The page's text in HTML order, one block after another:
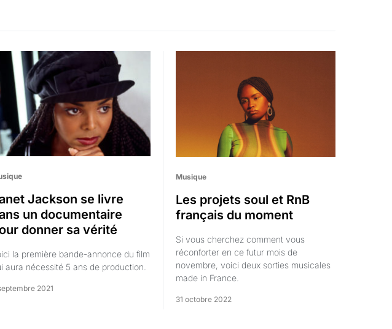
Jackson se livre
un documentaire
donner sa vérité
la première bande-annonce du film
aura nécessité 5 ans de production.
2021
Musique
Les projets soul et RnB
français du moment
Si vous cherchez comment vous
réconforter en ce futur mois de
novembre, voici deux sorties musicales
made in France.
31 octobre 2022